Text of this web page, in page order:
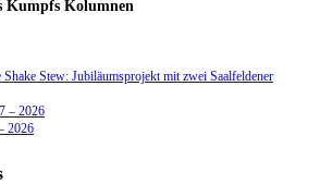
Kumpfs Kolumnen
Shake Stew: Jubiläumsprojekt mit zwei Saalfeldener
– 2026
2026